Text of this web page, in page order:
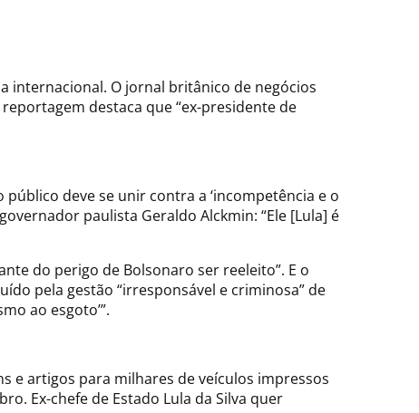
internacional. O jornal britânico de negócios
destaca que “ex-presidente de
deve se unir contra a ‘incompetência e o
paulista Geraldo Alckmin: “Ele [Lula] é
do perigo de Bolsonaro ser reeleito”. E o
pela gestão “irresponsável e criminosa” de
ao esgoto’”.
e artigos para milhares de veículos impressos
Ex-chefe de Estado Lula da Silva quer